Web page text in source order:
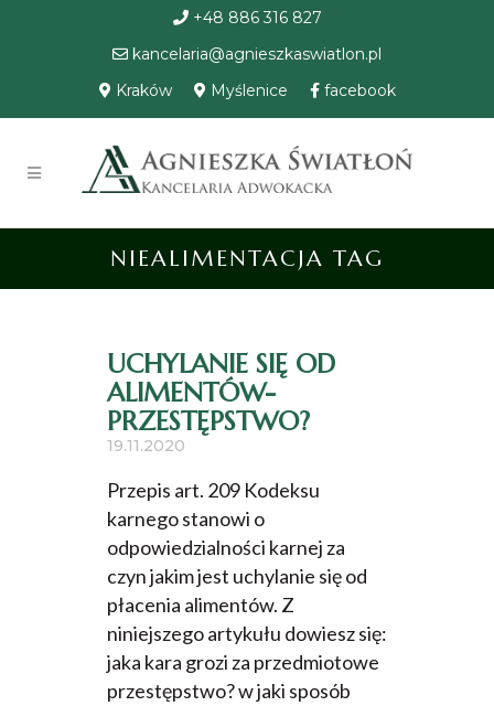
+48 886 316 827
kancelaria@agnieszkaswiatlon.pl
Kraków
Myślenice facebook
NIEALIMENTACJA TAG
UCHYLANIE SIĘ OD
ALIMENTÓW-
PRZESTĘPSTWO?
19.11.2020
Przepis art. 209 Kodeksu
karnego stanowi o
odpowiedzialności karnej za
czyn jakim jest uchylanie się od
płacenia alimentów. Z
niniejszego artykułu dowiesz się:
jaka kara grozi za przedmiotowe
przestępstwo? w jaki sposób